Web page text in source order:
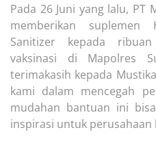
Pada 26 Juni yang lalu,
memberikan suplemen
Sanitizer kepada
vaksinasi di Mapolres
terimakasih kepada
kami dalam mencegah
mudahan bantuan ini
inspirasi untuk perusahaan